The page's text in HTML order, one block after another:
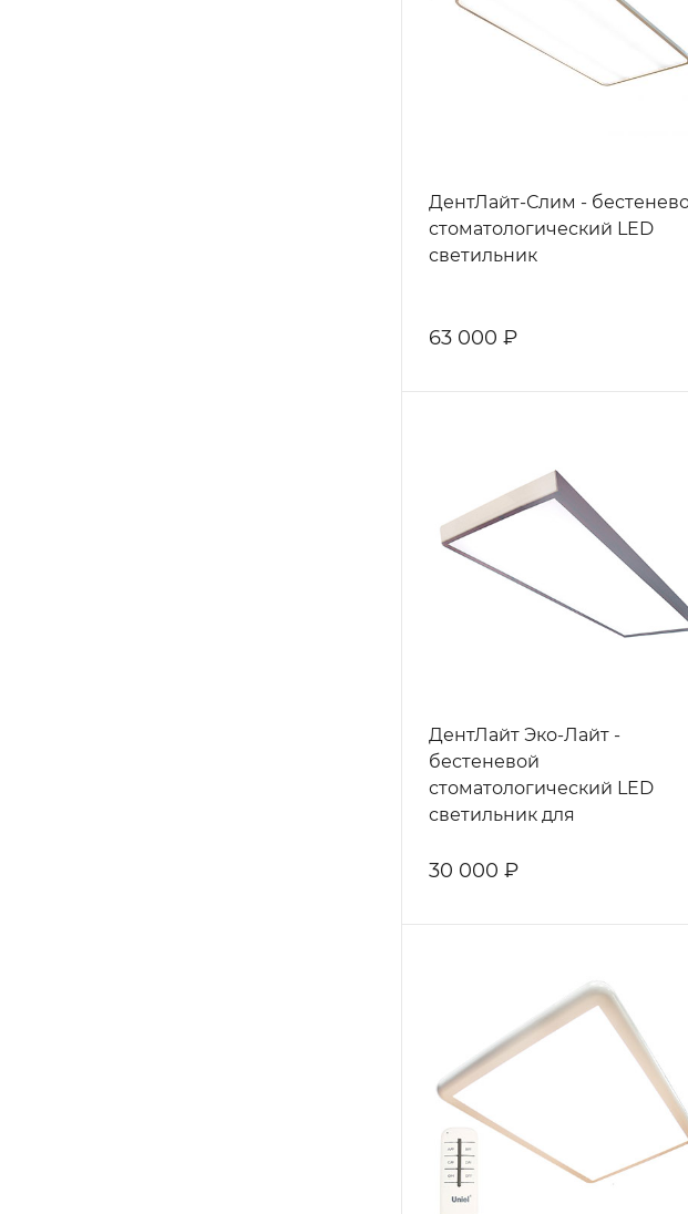
ДентЛайт-Слим -
стоматологический LED
светильник
63 000 ₽
ДентЛайт Эко-Лайт -
бестеневой
стоматологический LED
светильник для
лаборатории
30 000 ₽